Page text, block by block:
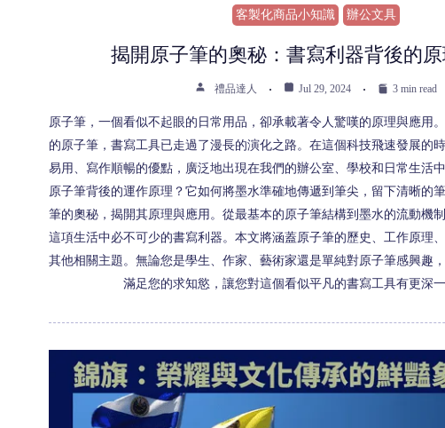
客製化商品小知識 辦公文具
揭開原子筆的奧秘：書寫利器背後的原
禮品達人 Jul 29, 2024 3 min read
原子筆，一個看似不起眼的日常用品，卻承載著令人驚嘆的原理與應用
的原子筆，書寫工具已走過了漫長的演化之路。在這個科技飛速發展的
易用、寫作順暢的優點，廣泛地出現在我們的辦公室、學校和日常生活
原子筆背後的運作原理？它如何將墨水準確地傳遞到筆尖，留下清晰的
筆的奧秘，揭開其原理與應用。從最基本的原子筆結構到墨水的流動機
這項生活中必不可少的書寫利器。本文將涵蓋原子筆的歷史、工作原理
其他相關主題。無論您是學生、作家、藝術家還是單純對原子筆感興趣
滿足您的求知慾，讓您對這個看似平凡的書寫工具有更深一